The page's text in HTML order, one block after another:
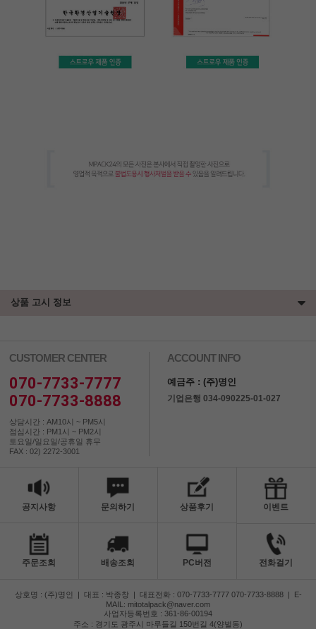
상품 고시 정보
CUSTOMER CENTER
070-7733-7777
070-7733-8888
상담시간 : AM10시 ~ PM5시
점심시간 : PM1시 ~ PM2시
토요일/일요일/공휴일 휴무
FAX : 02) 2272-3001
ACCOUNT INFO
예금주 : (주)명인
기업은행 034-090225-01-027
공지사항 문의하기 상품후기 이벤트
주문조회 배송조회 PC버전 전화걸기
상호명 : (주)명인 | 대표 : 박종창 | 대표전화 : 070-7733-7777 070-7733-8888 | E-
MAIL: mitotalpack@naver.com
사업자등록번호 : 361-86-00194
주소 : 경기도 광주시 마루들길 150번길 4(양벌동)